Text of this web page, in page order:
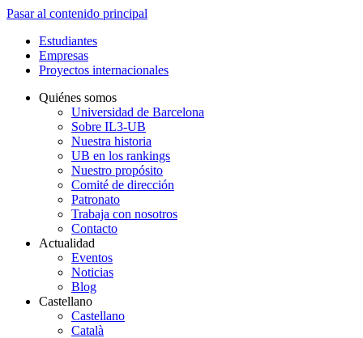
Pasar al contenido principal
Estudiantes
Empresas
Proyectos internacionales
Quiénes somos
Universidad de Barcelona
Sobre IL3-UB
Nuestra historia
UB en los rankings
Nuestro propósito
Comité de dirección
Patronato
Trabaja con nosotros
Contacto
Actualidad
Eventos
Noticias
Blog
Castellano
Castellano
Català